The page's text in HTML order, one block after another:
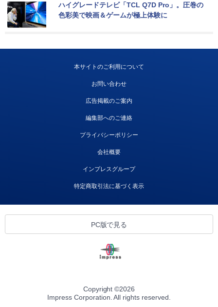
ハイグレードテレビ「TCL Q7D Pro」。圧巻の
色彩美で映画＆ゲームが極上体験に
本サイトのご利用について
お問い合わせ
広告掲載のご案内
編集部へのご連絡
プライバシーポリシー
会社概要
インプレスグループ
特定商取引法に基づく表示
PC版で見る
Copyright ©2026
Impress Corporation. All rights reserved.